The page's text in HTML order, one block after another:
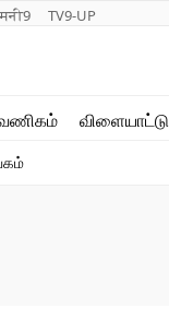
मनी9 TV9-UP
விளையாட்டு